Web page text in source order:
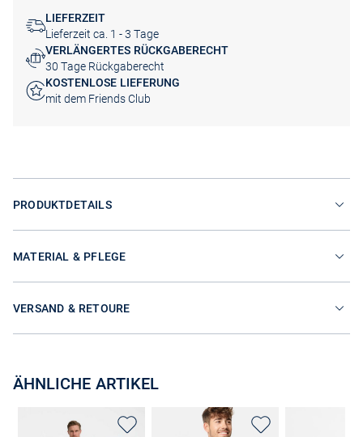
LIEFERZEIT
Lieferzeit ca. 1 - 3 Tage
VERLÄNGERTES RÜCKGABERECHT
30 Tage Rückgaberecht
KOSTENLOSE LIEFERUNG
mit dem Friends Club
PRODUKTDETAILS
MATERIAL & PFLEGE
VERSAND & RETOURE
ÄHNLICHE ARTIKEL